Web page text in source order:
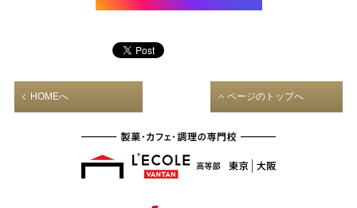
HOMEへ ページのトップへ